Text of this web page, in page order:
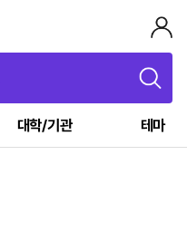
대학/기관 테마